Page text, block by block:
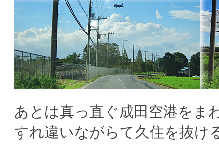
あとは真っ直ぐ成田空港をま
すれ違いながらて久住を抜け